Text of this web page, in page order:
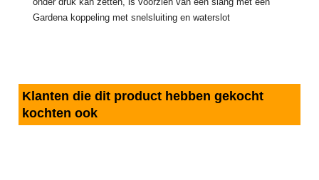
Gardena koppeling met snelsluiting en waterslot
Klanten die dit product hebben gekocht
kochten ook